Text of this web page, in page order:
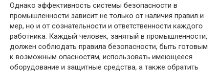
Однако эффективность системы безопасности в
промышленности зависит не только от наличия правил и
мер, но и от сознательности и ответственности каждого
работника. Каждый человек, занятый в промышленности,
должен соблюдать правила безопасности, быть готовым
к возможным опасностям, использовать имеющееся
оборудование и защитные средства, а также обратить